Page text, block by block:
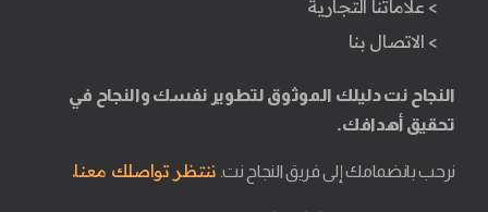
> علاماتنا التجارية
> الاتصال بنا
النجاح نت دليلك الموثوق لتطوير نفسك والنجاح في
تحقيق أهدافك.
نرحب بانضمامك إلى فريق النجاح نت. ننتظر تواصلك معنا.